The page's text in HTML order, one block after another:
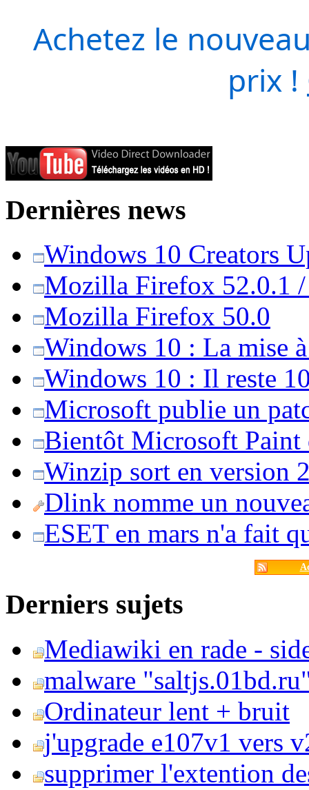
Achetez le
prix !
Dernières news
Windows 10 Creators
Mozilla Firefox 52.0.1
Mozilla Firefox 50.0
Windows 10 : La mise
Windows 10 : Il reste
Microsoft publie un
Bientôt Microsoft Paint
Winzip sort en version
Dlink nomme un
ESET en mars n'a fait
Derniers sujets
Mediawiki en rade -
malware
Ordinateur lent + bruit
j'upgrade e107v1 vers
supprimer l'extention